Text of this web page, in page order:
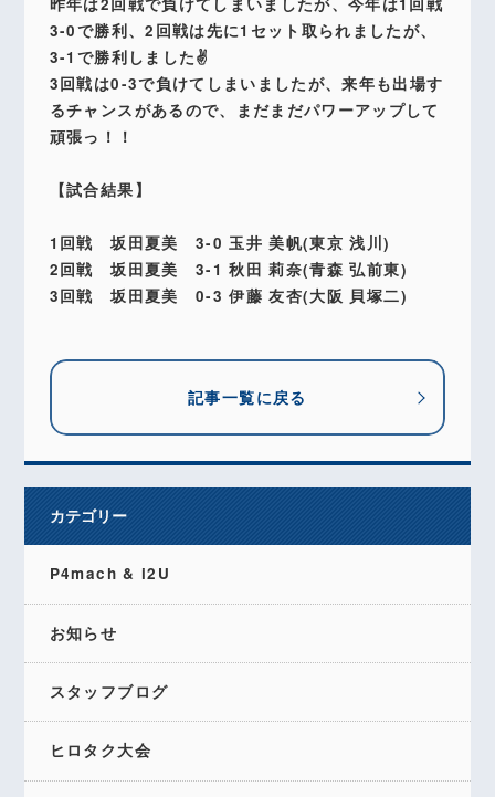
昨年は2回戦で負けてしまいましたが、今年は1回戦
3-0で勝利、2回戦は先に1セット取られましたが、
3-1で勝利しました✌️
3回戦は0-3で負けてしまいましたが、来年も出場す
るチャンスがあるので、まだまだパワーアップして
頑張っ！！
【試合結果】
1回戦 坂田夏美 3-0 玉井 美帆(東京 浅川)
2回戦 坂田夏美 3-1 秋田 莉奈(青森 弘前東)
3回戦 坂田夏美 0-3 伊藤 友杏(大阪 貝塚二)
記事一覧に戻る
カテゴリー
P4mach & i2U
お知らせ
スタッフブログ
ヒロタク大会